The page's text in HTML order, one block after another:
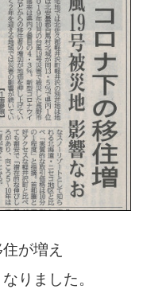
が増え
りました。